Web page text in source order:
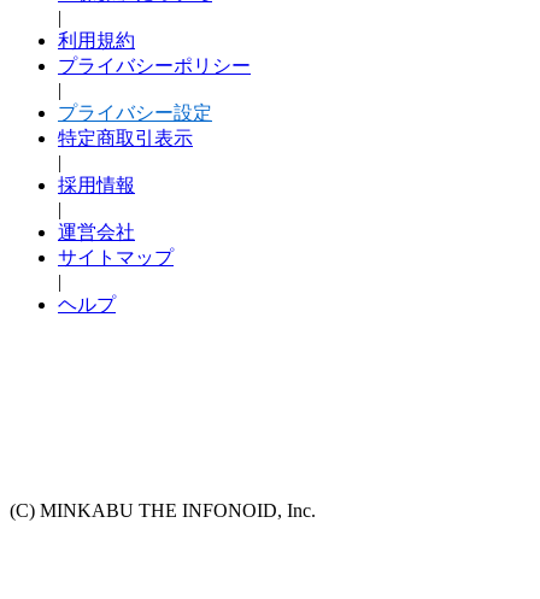
|
利用規約
プライバシーポリシー
|
プライバシー設定
特定商取引表示
|
採用情報
|
運営会社
サイトマップ
|
ヘルプ
(C) MINKABU THE INFONOID, Inc.